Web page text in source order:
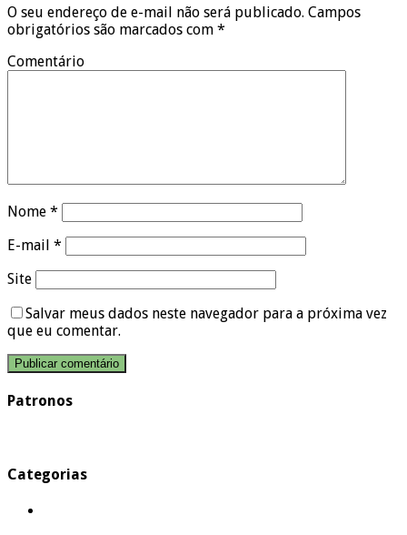
O seu endereço de e-mail não será publicado. Campos
obrigatórios são marcados com *
Comentário
Nome *
E-mail *
Site
Salvar meus dados neste navegador para a próxima vez
que eu comentar.
Patronos
Categorias